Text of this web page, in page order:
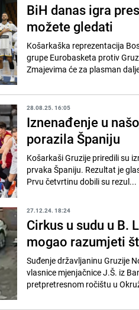
BiH danas igra
možete gledati
Košarkaška reprezentacija
grupe Eurobasketa protiv
Zmajevima će za plasman
28.08.25. 16:05
Iznenađenje u
porazila Španiju
Košarkaši Gruzije priredili su
prvaka Španiju. Rezultat je
Prvu četvrtinu dobili su rezul...
27.12.24. 18:24
Cirkus u sudu u B.
mogao razumjeti
Suđenje državljaninu Gruzije
vlasnice mjenjačnice J.Š. iz
pretpretresnom ročištu u